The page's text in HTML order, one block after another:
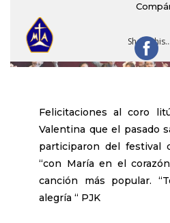
Share this...
Felicitaciones al coro
Valentina que el pasado
participaron del festival
“con María en el
canción más popular.
alegría “ PJK